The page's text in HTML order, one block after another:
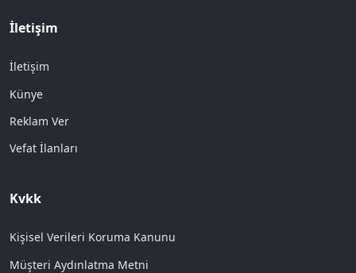
İletişim
İletişim
Künye
Reklam Ver
Vefat İlanları
Kvkk
Kişisel Verileri Koruma Kanunu
Müşteri Aydınlatma Metni